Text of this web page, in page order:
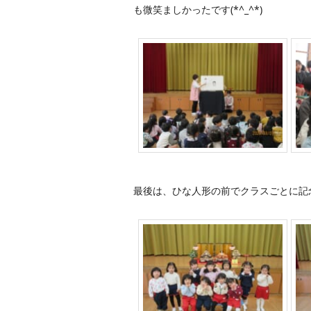
も微笑ましかったです(*^_^*)
最後は、ひな人形の前でクラスごとに